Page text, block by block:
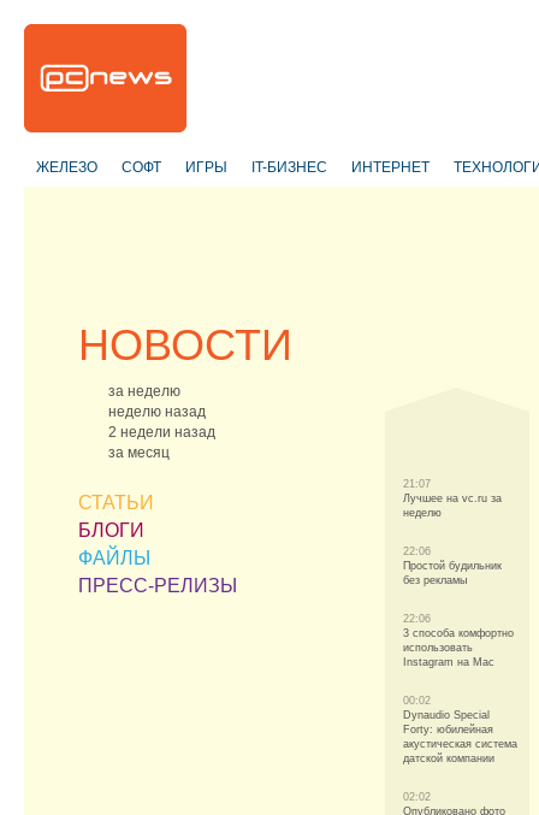
ЖЕЛЕЗО СОФТ ИГРЫ IT-БИЗНЕС ИНТЕРНЕТ
НОВОСТИ
за неделю
неделю назад
2 недели назад
за месяц
СТАТЬИ
БЛОГИ
ФАЙЛЫ
ПРЕСС-РЕЛИЗЫ
21:07
Лучшее на vc.ru за
неделю
22:06
Простой будильник
без рекламы
22:06
3 способа комфортно
использовать
Instagram на Mac
00:02
Dynaudio Special
Forty: юбилейная
акустическая система
датской компании
02:02
Опубликовано фото